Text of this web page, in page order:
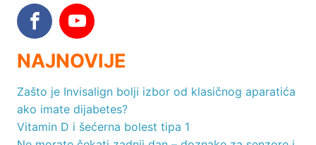
NAJNOVIJE
Zašto je Invisalign bolji izbor od klasičnog aparatića
ako imate dijabetes?
Vitamin D i šećerna bolest tipa 1